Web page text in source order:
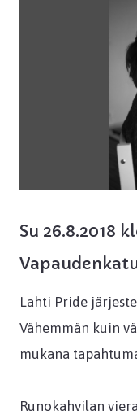
Su 26.8.2018
Lahti Pride
Vähemmän kuin
mukana
Runokahvilan